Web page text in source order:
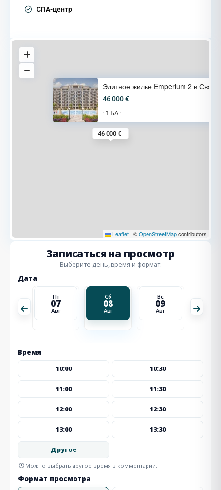
СПА-центр
46 000 €
Элитное жилье Emperium 2 в Свя
46 000 €
· 1 БА ·
Leaflet | ©OpenStreetMapcontributors
Записаться на просмотр
Выберите день, время и формат.
Дата
Пт
07
Авг
Сб
08
Авг
Вс
09
Авг
Время
10:00 10:30
11:00 11:30
12:00 12:30
13:00 13:30
Другое
Можно выбрать другое время в комментарии.
Формат просмотра